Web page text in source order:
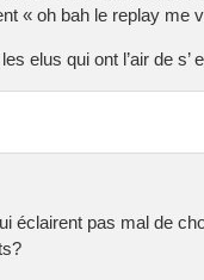
« oh bah le replay me
elus qui ont l’air de s’
éclairent pas mal de